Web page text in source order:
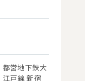
都営地下鉄大
江戸線 新宿